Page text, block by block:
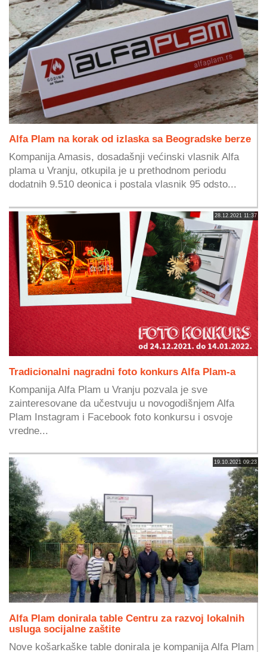
Alfa Plam na korak od izlaska sa Beogradske berze
Kompanija Amasis, dosadašnji većinski vlasnik Alfa
plama u Vranju, otkupila je u prethodnom periodu
dodatnih 9.510 deonica i postala vlasnik 95 odsto...
28.12.2021 11:37
Tradicionalni nagradni foto konkurs Alfa Plam-a
Kompanija Alfa Plam u Vranju pozvala je sve
zainteresovane da učestvuju u novogodišnjem Alfa
Plam Instagram i Facebook foto konkursu i osvoje
vredne...
19.10.2021 09:23
Alfa Plam donirala table Centru za razvoj lokalnih
usluga socijalne zaštite
Nove košarkaške table donirala je kompanija Alfa Plam